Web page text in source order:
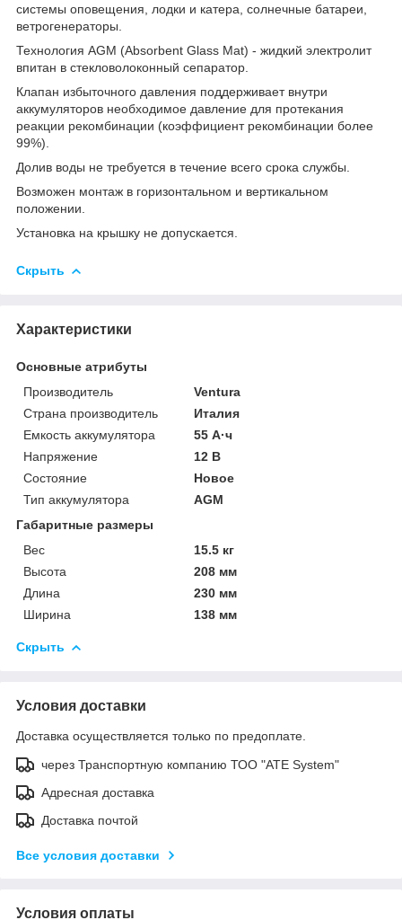
системы оповещения, лодки и катера, солнечные батареи,
ветрогенераторы.
Технология AGM (Absorbent Glass Mat) - жидкий электролит
впитан в стекловолоконный сепаратор.
Клапан избыточного давления поддерживает внутри
аккумуляторов необходимое давление для протекания
реакции рекомбинации (коэффициент рекомбинации более
99%).
Долив воды не требуется в течение всего срока службы.
Возможен монтаж в горизонтальном и вертикальном
положении.
Установка на крышку не допускается.
Скрыть
Характеристики
Основные атрибуты
Производитель
Ventura
Страна производитель
Италия
Емкость аккумулятора
55 А·ч
Напряжение
12 В
Состояние
Новое
Тип аккумулятора
AGM
Габаритные размеры
Вес
15.5 кг
Высота
208 мм
Длина
230 мм
Ширина
138 мм
Скрыть
Условия доставки
Доставка осуществляется только по предоплате.
через Транспортную компанию ТОО "ATE System"
Адресная доставка
Доставка почтой
Все условия доставки
Условия оплаты